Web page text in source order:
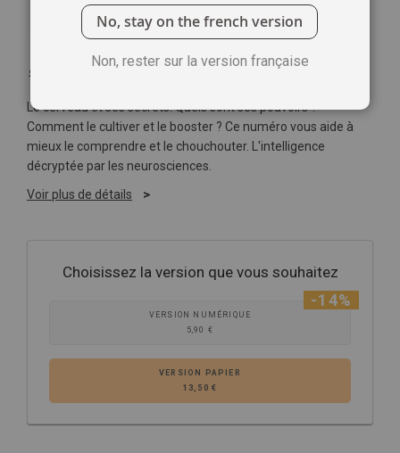
Soyez le premier à commenter ce produit
Le cerveau et ses secrets. Quels sont ses pouvoirs ?
Comment le cultiver et le booster ? Ce numéro vous aide à
mieux le comprendre et le chouchouter. L'intelligence
décryptée par les neurosciences.
Voir plus de détails
Choisissez la version que vous souhaitez
VERSION NUMÉRIQUE
5,90 €
-14%
VERSION PAPIER
13,50 €
No, stay on the french version
Non, rester sur la version française